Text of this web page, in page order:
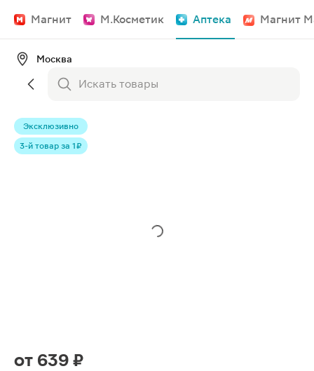
Магнит М.Косметик Аптека Магнит
Москва
Эксклюзивно
3-й товар за 1 ₽
от 639 ₽